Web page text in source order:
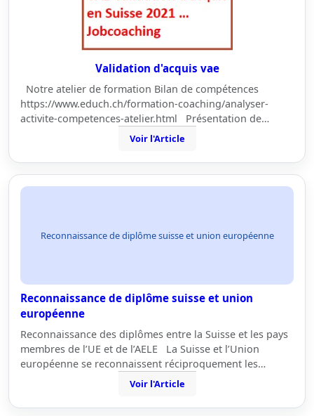
Validation d'acquis vae
Notre atelier de formation Bilan de compétences
https://www.educh.ch/formation-coaching/analyser-
activite-competences-atelier.html Présentation de…
Voir l'Article
Reconnaissance de diplôme suisse et union européenne
Reconnaissance de diplôme suisse et union
européenne
Reconnaissance des diplômes entre la Suisse et les pays
membres de l’UE et de l’AELE La Suisse et l’Union
européenne se reconnaissent réciproquement les…
Voir l'Article